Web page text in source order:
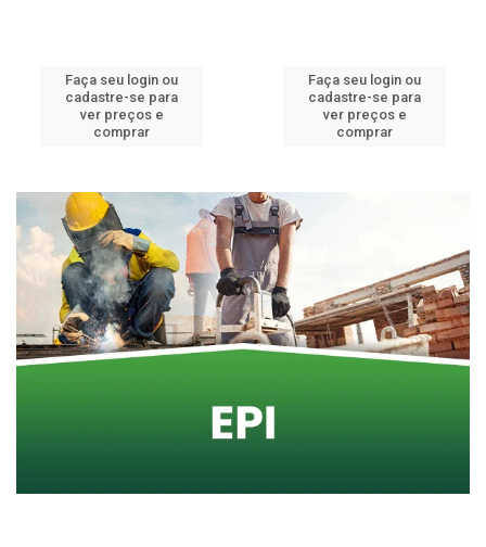
Faça seu login ou
cadastre-se para
ver preços e
comprar
Faça seu login ou
cadastre-se para
ver preços e
comprar